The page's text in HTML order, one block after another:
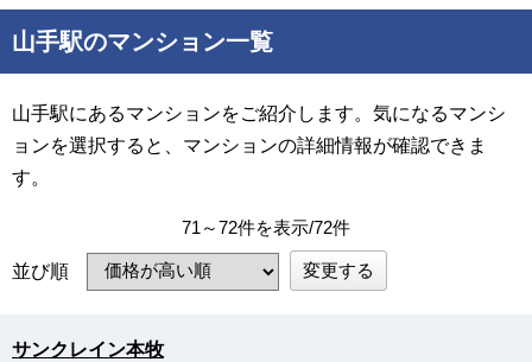
山手駅のマンション一覧
山手駅にあるマンションをご紹介します。気になるマンシ
ョンを選択すると、マンションの詳細情報が確認できま
す。
71～72件を表示/72件
並び順 変更する
サンクレイン本牧